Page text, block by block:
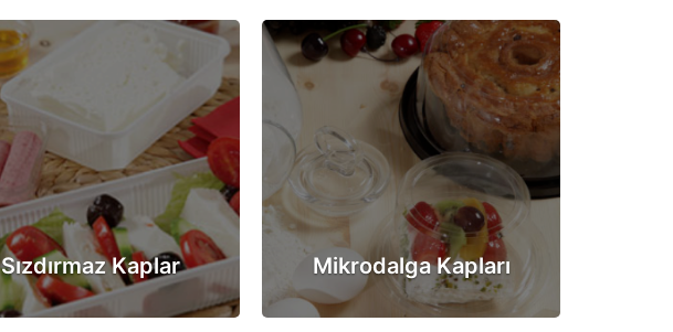
Sızdırmaz Kaplar Mikrodalga Kapları